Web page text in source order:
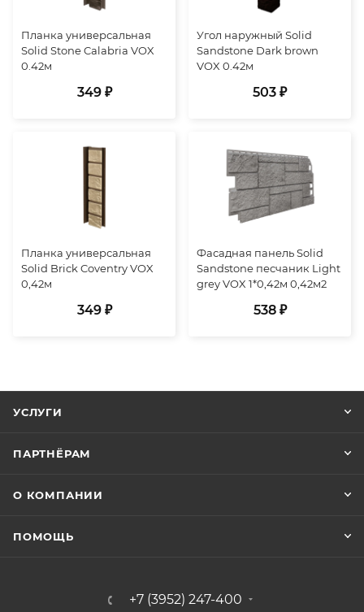
Планка универсальная
Solid Stone Calabria VOX
0.42м
349 ₽
Угол наружный Solid
Sandstone Dark brown
VOX 0.42м
503 ₽
Планка универсальная
Solid Brick Coventry VOX
0,42м
349 ₽
Фасадная панель Solid
Sandstone песчаник Light
grey VOX 1*0,42м 0,42м2
538 ₽
УСЛУГИ
ПАРТНЁРАМ
О КОМПАНИИ
ПОМОЩЬ
+7 (3952) 247-400